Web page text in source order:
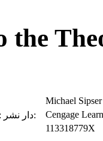
the
Michael Sipser
دار نشر:
Cengage
113318779X